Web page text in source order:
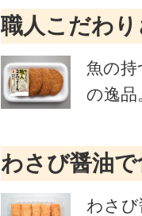
職人こだわ
魚の
の逸品
わさび醤油
わさ